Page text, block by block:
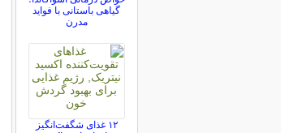
گیاهی باستانی با فواید
مدرن
۱۲ غذای شگفت‌انگیز